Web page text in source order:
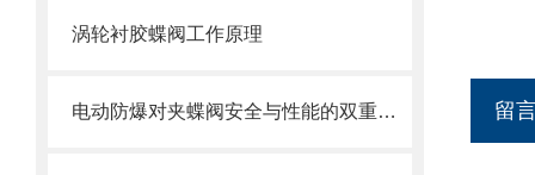
涡轮衬胶蝶阀工作原理
电动防爆对夹蝶阀安全与性能的双重防线，选型要求全解析 留